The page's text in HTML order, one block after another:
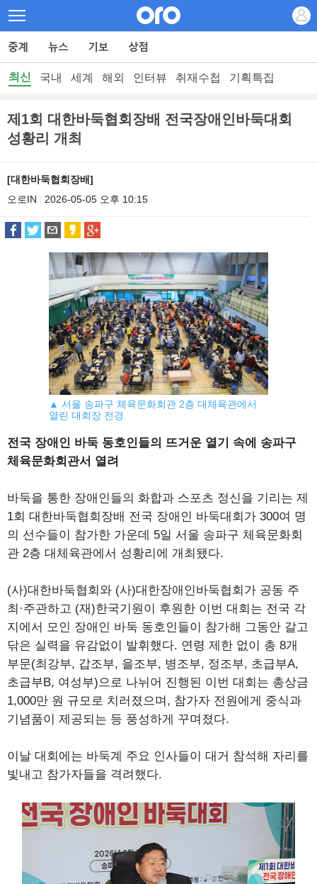
최신 국내 세계 해외 인터뷰 취재수첩 기획특집
제1회 대한바둑협회장배 전국장애인바둑대회
성황리 개최
[대한바둑협회장배]
오로IN
2026-05-05 오후 10:15
▲ 서울 송파구 체육문화회관 2층 대체육관에서
열린 대회장 전경.
전국 장애인 바둑 동호인들의 뜨거운 열기 속에 송파구
체육문화회관서 열려
바둑을 통한 장애인들의 화합과 스포츠 정신을 기리는 제
1회 대한바둑협회장배 전국 장애인 바둑대회가 300여 명
의 선수들이 참가한 가운데 5일 서울 송파구 체육문화회
관 2층 대체육관에서 성황리에 개최됐다.
(사)대한바둑협회와 (사)대한장애인바둑협회가 공동 주
최·주관하고 (재)한국기원이 후원한 이번 대회는 전국 각
지에서 모인 장애인 바둑 동호인들이 참가해 그동안 갈고
닦은 실력을 유감없이 발휘했다. 연령 제한 없이 총 8개
부문(최강부, 갑조부, 을조부, 병조부, 정조부, 초급부A,
초급부B, 여성부)으로 나뉘어 진행된 이번 대회는 총상금
1,000만 원 규모로 치러졌으며, 참가자 전원에게 중식과
기념품이 제공되는 등 풍성하게 꾸며졌다.
이날 대회에는 바둑계 주요 인사들이 대거 참석해 자리를
빛내고 참가자들을 격려했다.